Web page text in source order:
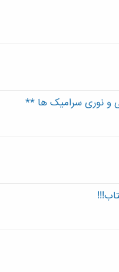
و نوری سرامیک ها **